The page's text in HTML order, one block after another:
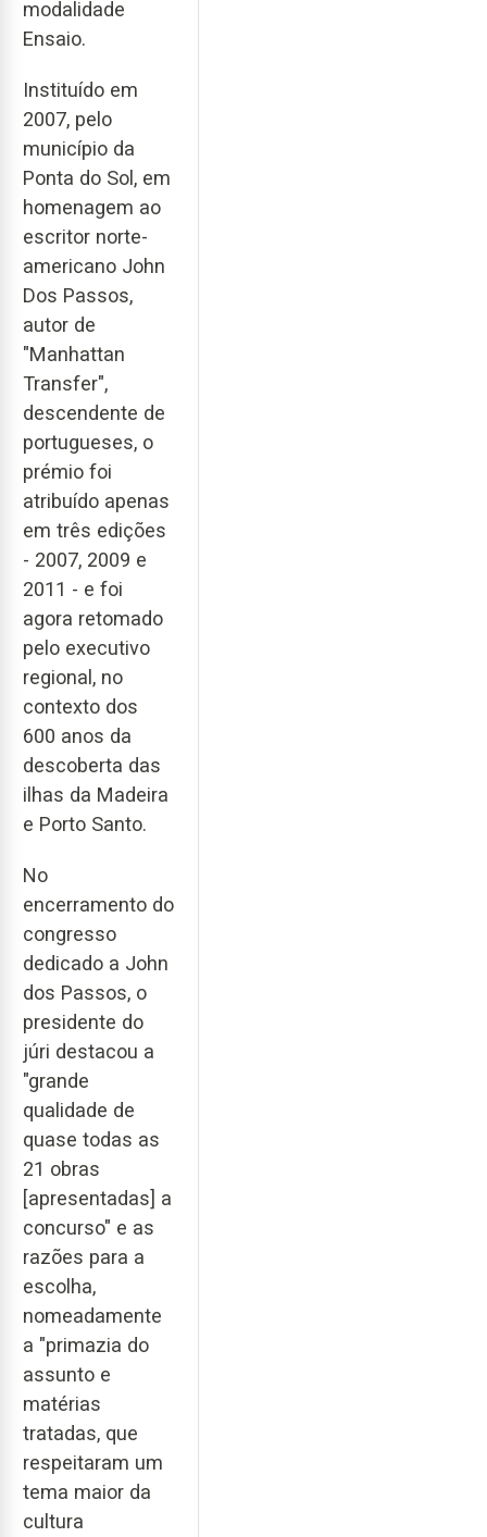
modalidade
Ensaio.
Instituído em
2007, pelo
município da
Ponta do Sol, em
homenagem ao
escritor norte-
americano John
Dos Passos,
autor de
"Manhattan
Transfer",
descendente de
portugueses, o
prémio foi
atribuído apenas
em três edições
- 2007, 2009 e
2011 - e foi
agora retomado
pelo executivo
regional, no
contexto dos
600 anos da
descoberta das
ilhas da Madeira
e Porto Santo.
No
encerramento do
congresso
dedicado a John
dos Passos, o
presidente do
júri destacou a
"grande
qualidade de
quase todas as
21 obras
[apresentadas] a
concurso" e as
razões para a
escolha,
nomeadamente
a "primazia do
assunto e
matérias
tratadas, que
respeitaram um
tema maior da
cultura